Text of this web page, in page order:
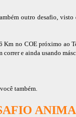
outro desafio,
no COE próximo ao
e ainda usando
também.